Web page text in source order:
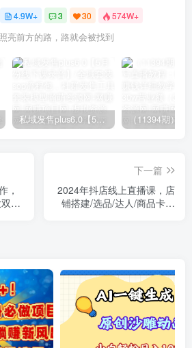
4.9W+ 3 30 574W+
照亮前方的路，路就会被找到
私域发售plus6.0【5月份线下课录音】/全域套装sop流程包，社群发售工具套装模型
，
下一篇
2024年抖店线上直播课，店
铺搭建/选品/达人/商品卡流